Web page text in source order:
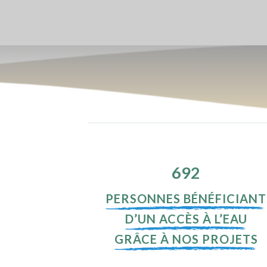
700
PERSONNES BÉNÉFICIANT
D’UN ACCÈS À L’EAU
GRÂCE À NOS PROJETS